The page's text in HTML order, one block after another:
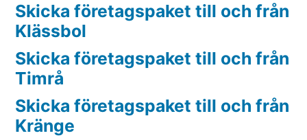
Skicka företagspaket till och från
Klässbol
Skicka företagspaket till och från
Timrå
Skicka företagspaket till och från
Kränge